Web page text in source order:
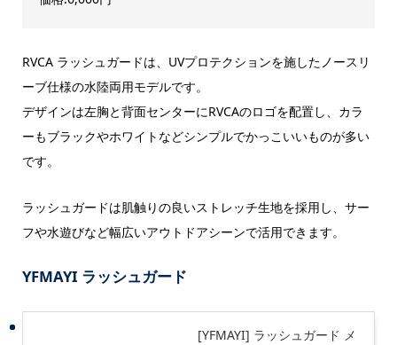
RVCA ラッシュガードは、UVプロテクションを施したノースリ
ーブ仕様の水陸両用モデルです。
デザインは左胸と背面センターにRVCAのロゴを配置し、カラ
ーもブラックやホワイトなどシンプルでかっこいいものが多い
です。
ラッシュガードは肌触りの良いストレッチ生地を採用し、サー
フや水遊びなど幅広いアウトドアシーンで活用できます。
YFMAYI ラッシュガード
[YFMAYI] ラッシュガード メ